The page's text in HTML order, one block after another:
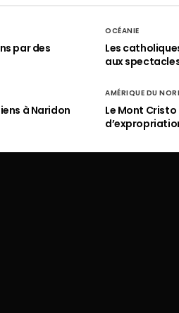
par des
OCÉANIE
Les
aux
à Naridon
AMÉRIQUE DU
Le Mont Cristo